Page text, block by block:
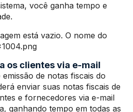
você ganha tempo e
está vazio. O nome do
os clientes via e-mail
de notas fiscais do
enviar suas notas fiscais de
e fornecedores via e-mail
ganhando tempo em todas as